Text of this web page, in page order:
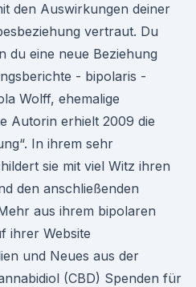
den Auswirkungen deiner
vertraut. Du
du eine neue Beziehung
- bipolaris -
Wolff, ehemalige
Autorin erhielt 2009 die
In ihrem sehr
sie mit viel Witz ihren
den anschließenden
aus ihrem bipolaren
ihrer Website
und Neues aus der
(CBD) Spenden für